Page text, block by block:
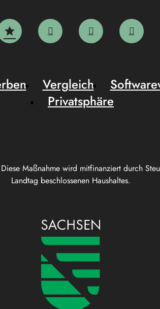
Maßnahme wird mitfinanziert durch
Landtag beschlossenen Haushaltes.
Vergleich
Privatsphäre